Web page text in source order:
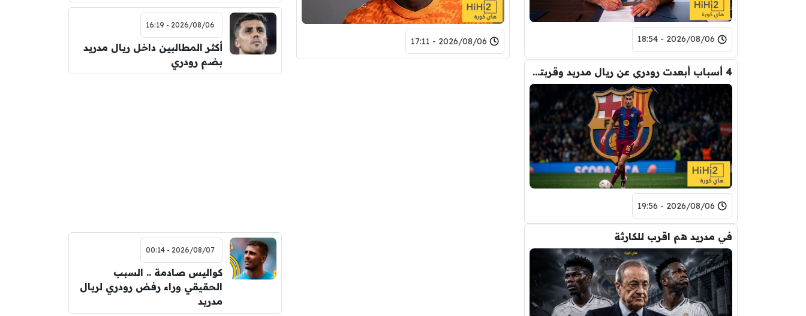
2026/08/06 - 18:54
2026/08/06 - 17:11
4 أسباب أبعدت رودري عن ريال مدريد وقربته من برشلونة
2026/08/06 - 19:56
في مدريد هم اقرب للكارثة
2026/08/06 - 16:19
أكثر المطالبين داخل ريال مدريد
بضم رودري
2026/08/07 - 00:14
كواليس صادمة .. السبب
الحقيقي وراء رفض رودري لريال
مدريد